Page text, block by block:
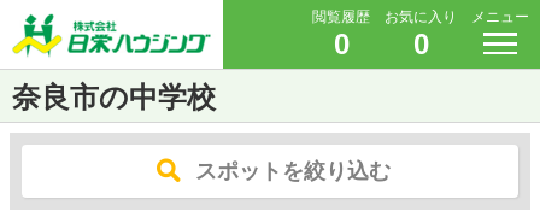
閲覧履歴
0
お気に入り
0
メニュー
奈良市の中学校
スポットを絞り込む